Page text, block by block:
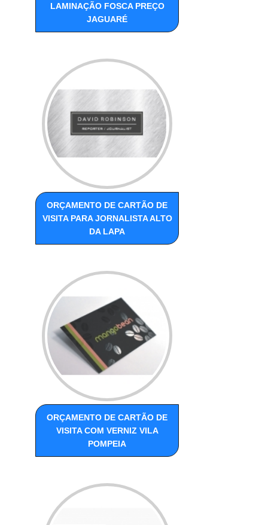
LAMINAÇÃO FOSCA PREÇO
JAGUARÉ
ORÇAMENTO DE CARTÃO DE
VISITA PARA JORNALISTA ALTO
DA LAPA
ORÇAMENTO DE CARTÃO DE
VISITA COM VERNIZ VILA
POMPEIA